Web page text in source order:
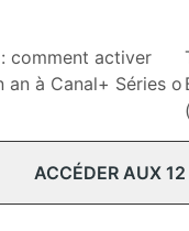
comment activer
à Canal+ Séries o
ACCÉDER AUX